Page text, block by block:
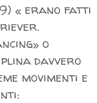
« erano fatti
o
davvero
movimenti e